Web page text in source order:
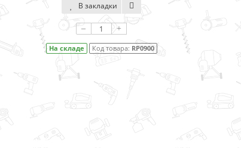
В закладки
– +
На складе Код товара: RP0900